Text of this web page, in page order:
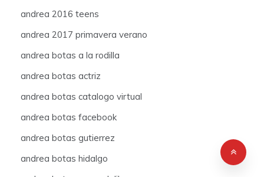
andrea 2016 teens
andrea 2017 primavera verano
andrea botas a la rodilla
andrea botas actriz
andrea botas catalogo virtual
andrea botas facebook
andrea botas gutierrez
andrea botas hidalgo